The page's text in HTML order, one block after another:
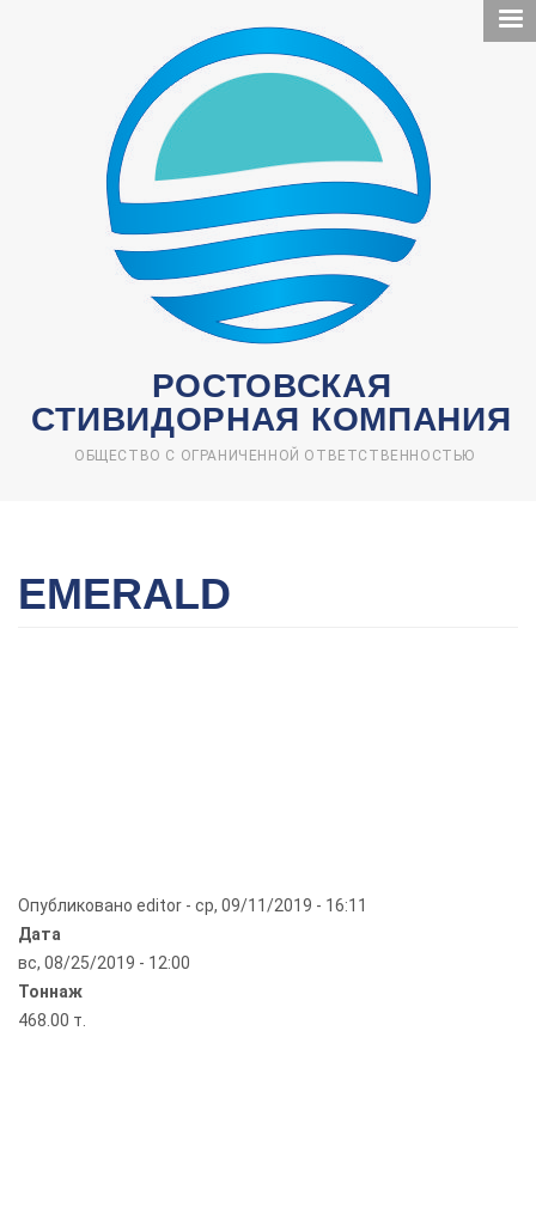
РОСТОВСКАЯ
СТИВИДОРНАЯ КОМПАНИЯ
ОБЩЕСТВО С ОГРАНИЧЕННОЙ ОТВЕТСТВЕННОСТЬЮ
EMERALD
Опубликовано editor - ср, 09/11/2019 - 16:11
Дата
вс, 08/25/2019 - 12:00
Тоннаж
468.00 т.